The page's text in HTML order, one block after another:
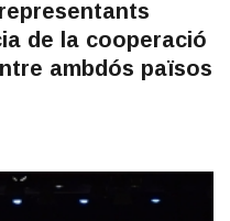
de la cooperació
ambdós països